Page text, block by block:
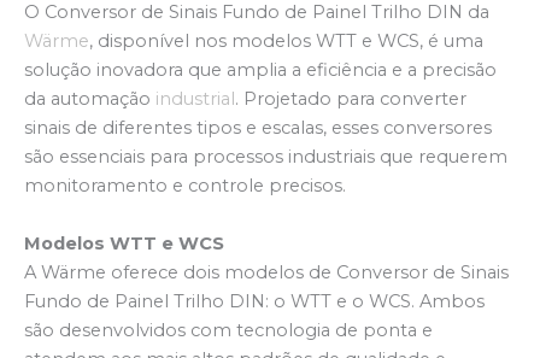
O Conversor de Sinais Fundo de Painel Trilho DIN da
Wärme, disponível nos modelos WTT e WCS, é uma
solução inovadora que amplia a eficiência e a precisão
da automação industrial . Projetado para converter
sinais de diferentes tipos e escalas, esses conversores
são essenciais para processos industriais que requerem
monitoramento e controle precisos.
Modelos WTT e WCS
A Wärme oferece dois modelos de Conversor de Sinais
Fundo de Painel Trilho DIN: o WTT e o WCS. Ambos
são desenvolvidos com tecnologia de ponta e